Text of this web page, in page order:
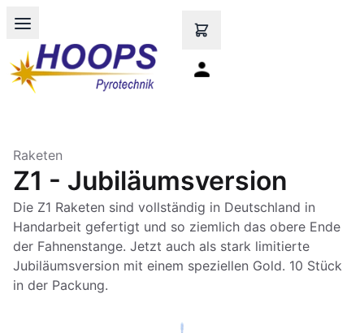
Open main menu
Raketen
Z1 - Jubiläumsversion
Die Z1 Raketen sind vollständig in Deutschland in
Handarbeit gefertigt und so ziemlich das obere Ende
der Fahnenstange. Jetzt auch als stark limitierte
Jubiläumsversion mit einem speziellen Gold. 10 Stück
in der Packung.